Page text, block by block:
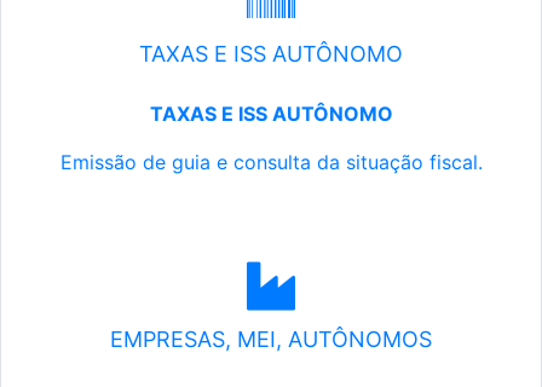
TAXAS E ISS AUTÔNOMO
TAXAS E ISS AUTÔNOMO
Emissão de guia e consulta da situação fiscal.
EMPRESAS, MEI, AUTÔNOMOS